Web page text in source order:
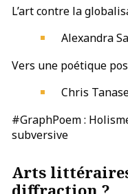
L’art contre la
Alexandra
Vers une poétique
Chris
#GraphPoem :
subversive
Arts
diffraction ?